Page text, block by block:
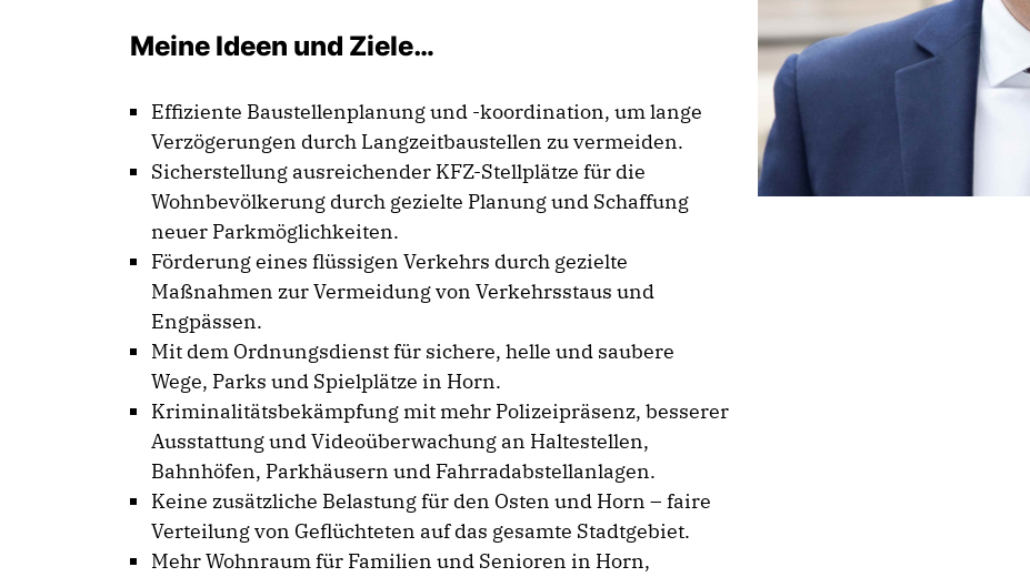
Meine Ideen und Ziele…
Effiziente Baustellenplanung und -koordination, um lange
Verzögerungen durch Langzeitbaustellen zu vermeiden.
Sicherstellung ausreichender KFZ-Stellplätze für die
Wohnbevölkerung durch gezielte Planung und Schaffung
neuer Parkmöglichkeiten.
Förderung eines flüssigen Verkehrs durch gezielte
Maßnahmen zur Vermeidung von Verkehrsstaus und
Engpässen.
Mit dem Ordnungsdienst für sichere, helle und saubere
Wege, Parks und Spielplätze in Horn.
Kriminalitätsbekämpfung mit mehr Polizeipräsenz, besserer
Ausstattung und Videoüberwachung an Haltestellen,
Bahnhöfen, Parkhäusern und Fahrradabstellanlagen.
Keine zusätzliche Belastung für den Osten und Horn – faire
Verteilung von Geflüchteten auf das gesamte Stadtgebiet.
Mehr Wohnraum für Familien und Senioren in Horn,